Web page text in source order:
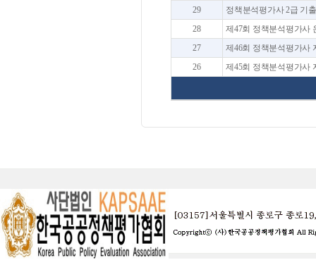
29
정책분석평가사 2급 기
28
제47회 정책분석평가사
27
제46회 정책분석평가사
26
제45회 정책분석평가사